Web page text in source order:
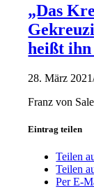
„Das
heißt
28. März 2021
Franz von
Eintrag teilen
Teilen
Teilen
Per E-